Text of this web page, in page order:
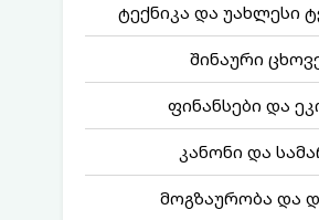
ტექნიკა და უახლესი
შინაური
ფინანსები და
კანონი და
მოგზაურობა და